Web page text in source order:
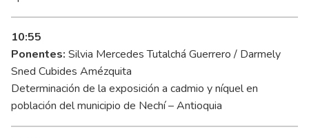
10:55
Ponentes: Silvia Mercedes Tutalchá Guerrero / Darmely
Sned Cubides Amézquita
Determinación de la exposición a cadmio y níquel en
población del municipio de Nechí – Antioquia